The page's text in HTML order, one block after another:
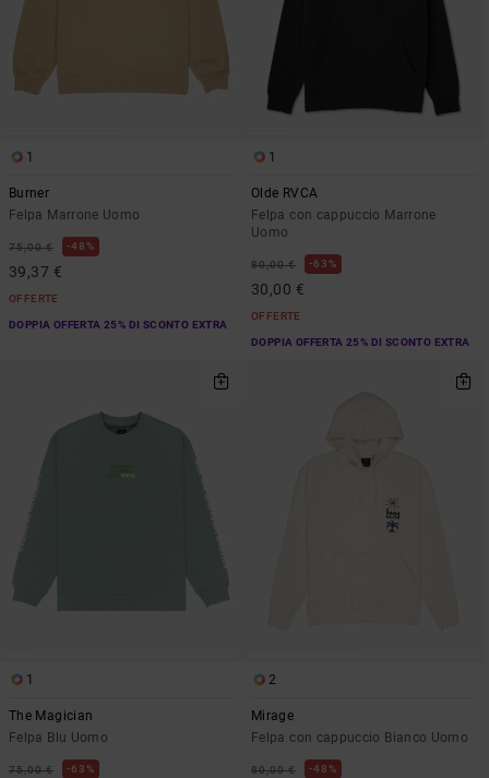
1
Burner
Felpa Marrone Uomo
75,00 € 48%
39,37 €
OFFERTE
DOPPIA OFFERTA 25% DI SCONTO EXTRA
1
Olde RVCA
Felpa con cappuccio Marrone
Uomo
80,00 € 63%
30,00 €
OFFERTE
DOPPIA OFFERTA 25% DI SCONTO EXTRA
1
The Magician
Felpa Blu Uomo
75,00 € 63%
2
Mirage
Felpa con cappuccio Bianco Uomo
80,00 € 48%